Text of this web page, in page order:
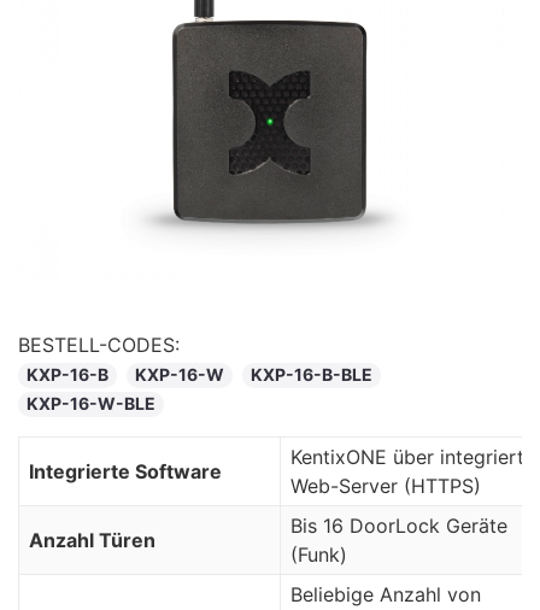
BESTELL-CODES:
KXP-16-B KXP-16-W
KXP-16-B-BLE
KXP-16-W-BLE
Integrierte Software
KentixONE über
Web-Server (HTTPS)
Anzahl Türen
Bis 16 DoorLock Geräte
(Funk)
Beliebige Anzahl von